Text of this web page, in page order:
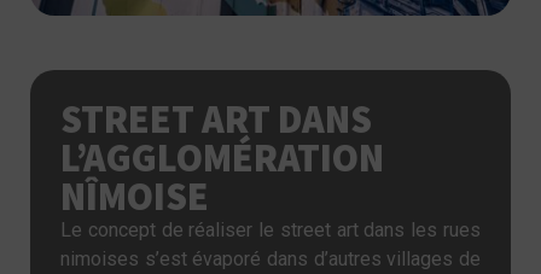
STREET ART DANS
L’AGGLOMÉRATION
NÎMOISE
Le concept de réaliser le street art dans les rues
nimoises s’est évaporé dans d’autres villages de